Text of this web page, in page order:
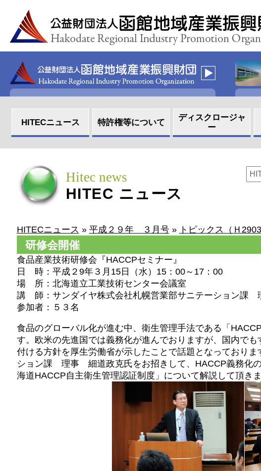
HITECニュース 特許権等について
ディスクロージャ
ー
Hitec news
HITEC ニュース
HITECニュース » 平成２９年 ３月号» トピックス（Ｈ2903
研修会開催
食品産業技術研修会『HACCPセミナー』
日 時：平成２9年３月15日（水）15：00～17：00
場 所：北海道立工業技術センター会議室
講 師：サンダイヤ株式会社札幌営業部サニテーション課
参加者：５３名
食品のグローバル化が進む中、衛生管理手法である「
す。欧米の先進国では義務化が進んでおりますが、国内で
付ける方針を厚生労働省が示したことで話題となっており
ション課 理事 細道政克氏をお招きして、HACCP義務化
海道HACCP自主衛生管理認証制度」について解説して頂きま